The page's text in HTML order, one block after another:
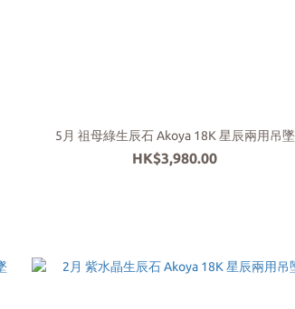
5月 祖母綠生辰石 Akoya 18K 星辰兩用吊墜
HK$3,980.00